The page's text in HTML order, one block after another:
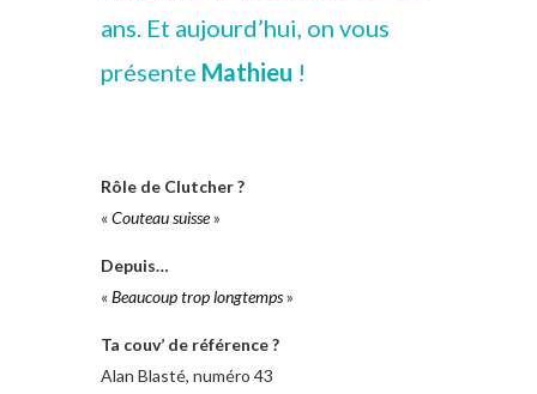
ans. Et aujourd’hui, on vous
présente Mathieu !
Rôle de Clutcher ?
«Couteau suisse»
Depuis…
«Beaucoup trop longtemps»
Ta couv’ de référence ?
Alan Blasté, numéro 43